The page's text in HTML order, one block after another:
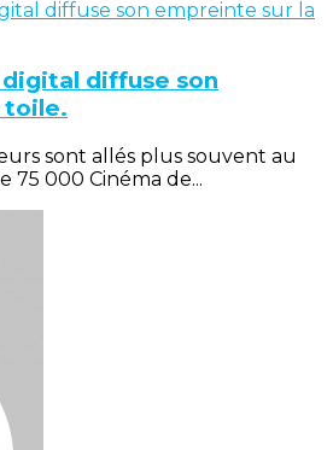
diffuse son
toile.
sont allés plus souvent au
75 000 Cinéma de...